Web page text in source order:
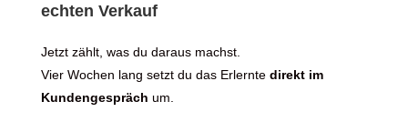
echten Verkauf
Jetzt zählt, was du daraus machst.
Vier Wochen lang setzt du das Erlernte direkt im
Kundengespräch um.